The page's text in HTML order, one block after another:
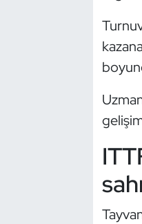
Modern Pentatlon
Motor Sporları